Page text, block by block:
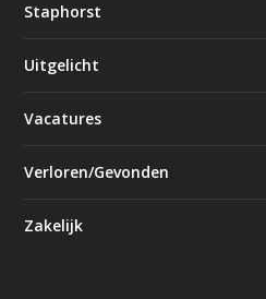
Staphorst
Uitgelicht
Vacatures
Verloren/Gevonden
Zakelijk